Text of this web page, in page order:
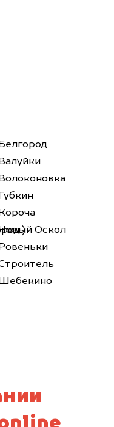
Белгород
Валуйки
Волоконовка
Губкин
Короча
Оскол
Ровеньки
Шебекино